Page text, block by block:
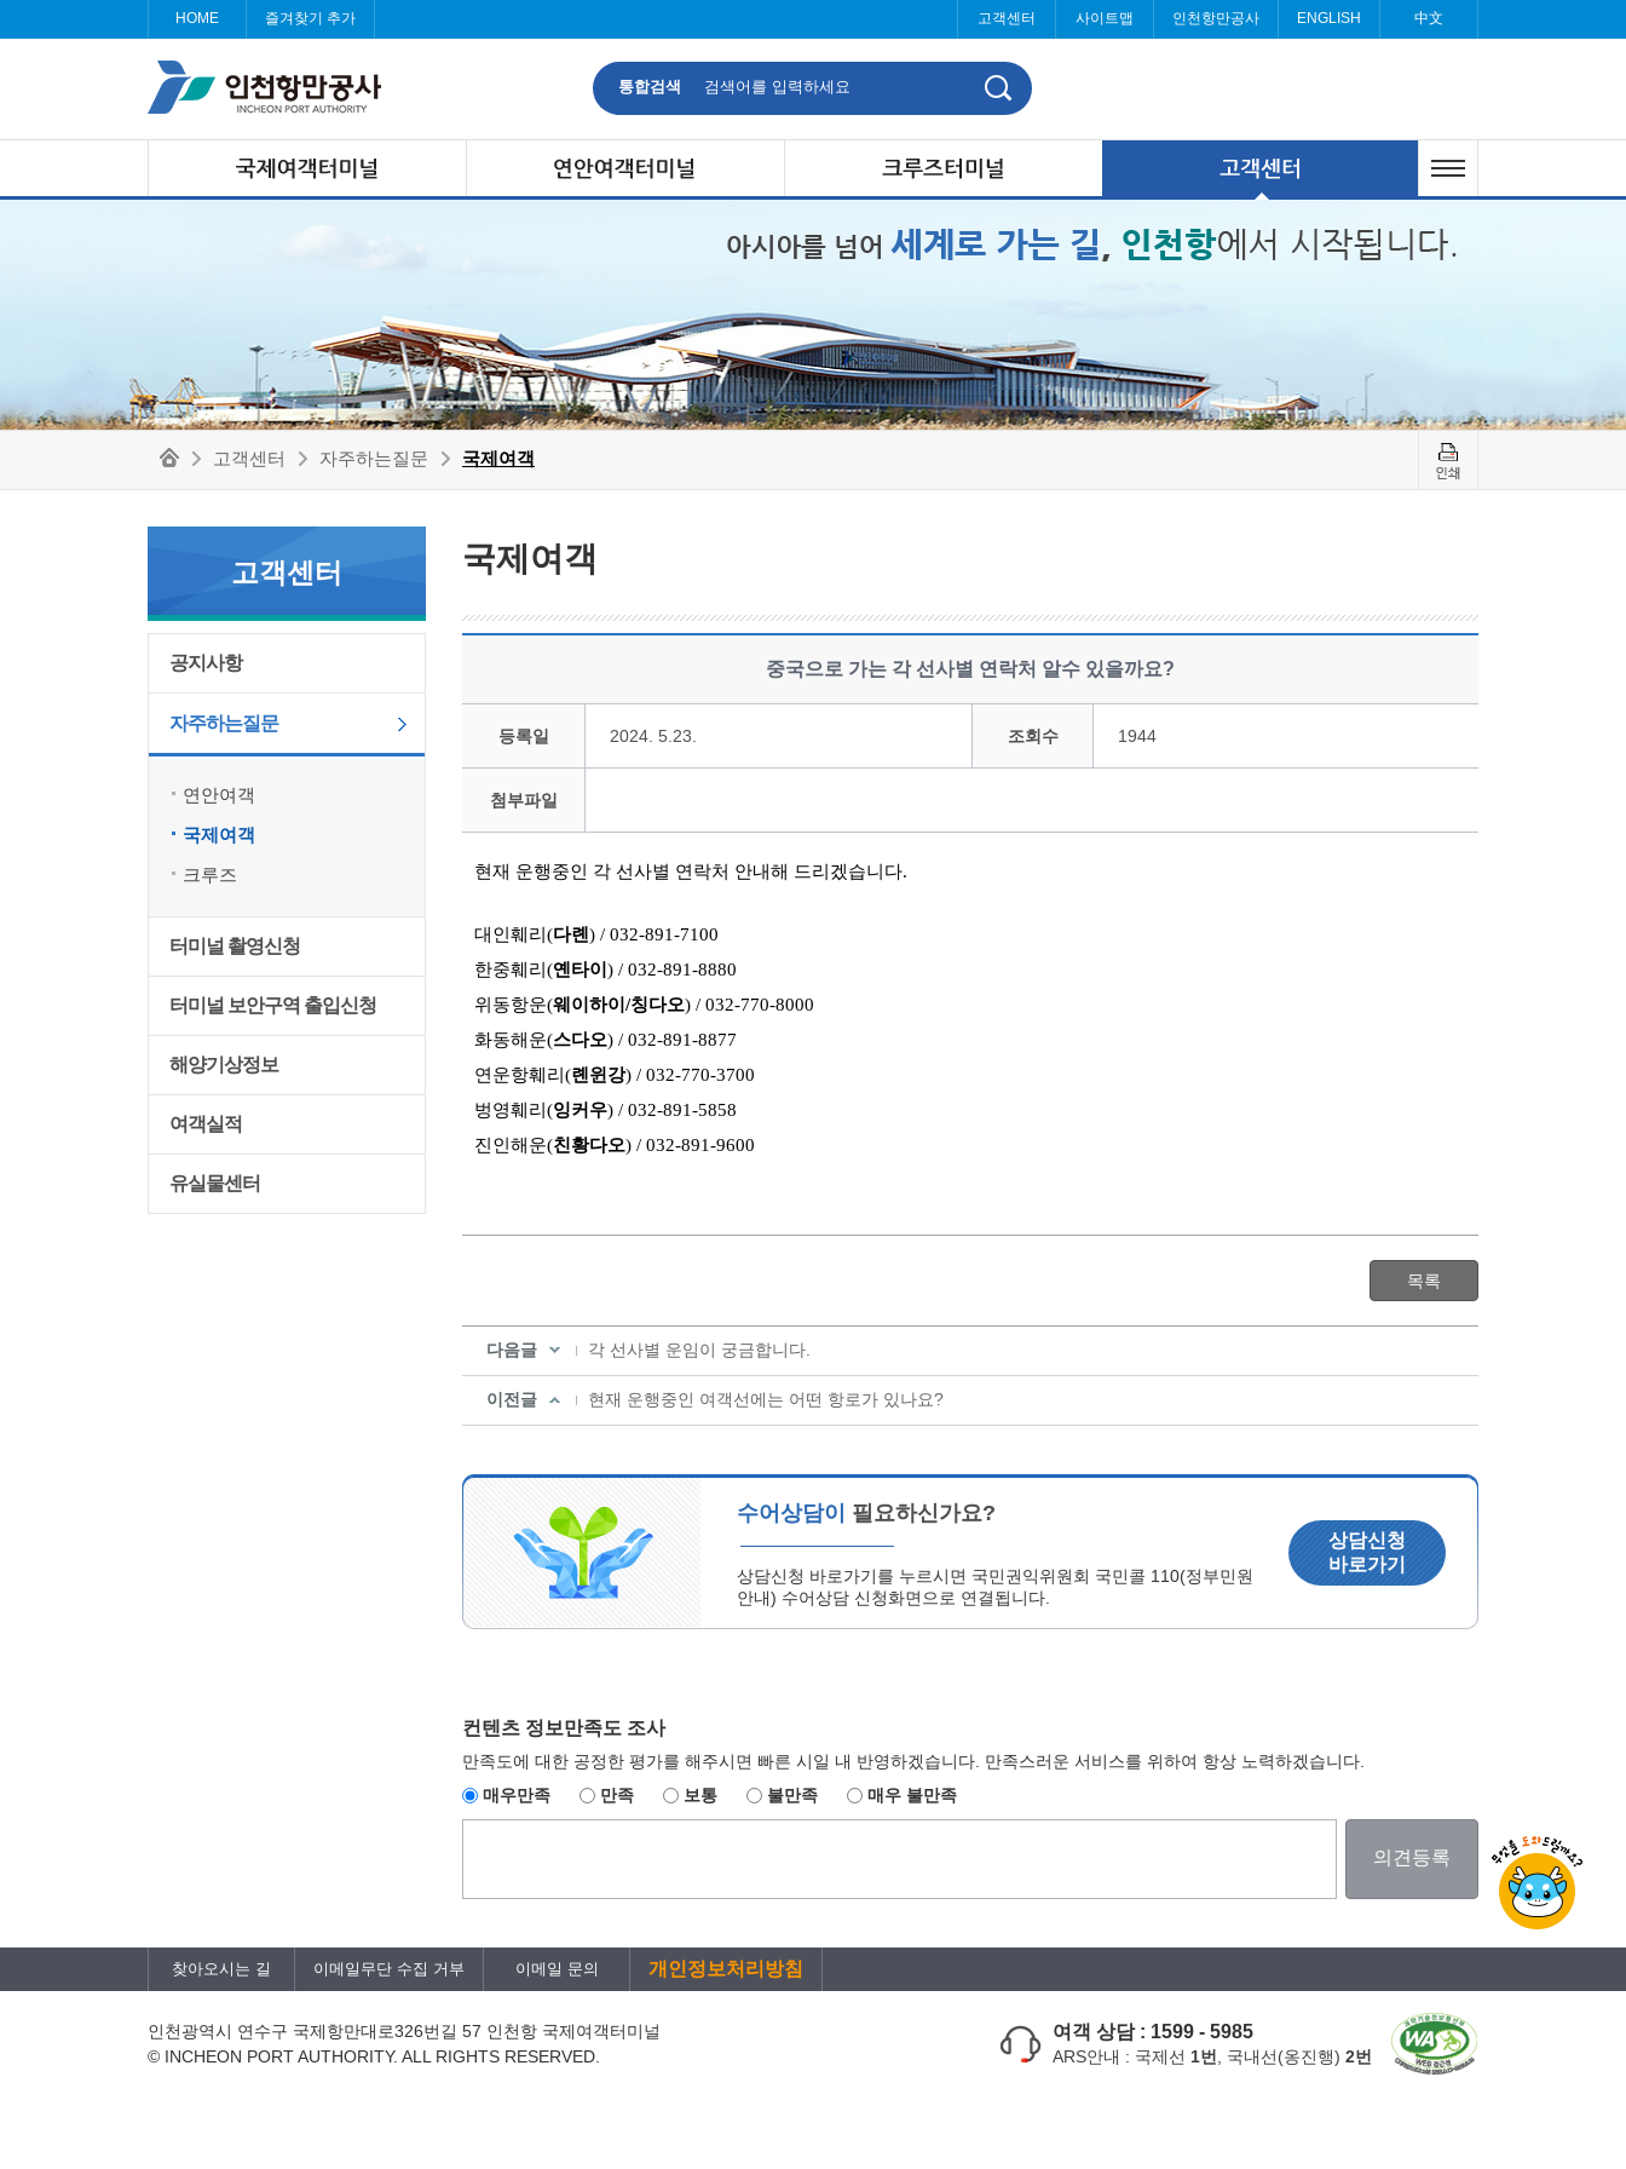
HOME 즐겨찾기 추가 고객센터 사이트맵 인천항만공사 ENGLISH 中文
통합검색
고객센터 자주하는질문 국제여객
고객센터
공지사항
자주하는질문
연안여객
국제여객
크루즈
터미널 촬영신청
터미널 보안구역 출입신청
해양기상정보
여객실적
유실물센터
국제여객
중국으로 가는 각 선사별 연락처 알수 있을까요?
등록일 2024. 5.23. 조회수 1944
첨부파일
현재 운행중인 각 선사별 연락처 안내해 드리겠습니다.
대인훼리 (다롄 ) / 032-891-7100
한중훼리 (옌타이 ) / 032-891-8880
위동항운(웨이하이 /칭다오) / 032-770-8000
화동해운(스다오) / 032-891-8877
연운항훼리 (롄윈강) / 032-770-3700
벙영훼리 (잉커우) / 032-891-5858
진인해운(친황다오) / 032-891-9600
목록
다음글 각 선사별 운임이 궁금합니다.
이전글 현재 운행중인 여객선에는 어떤 항로가 있나요?
수어상담이 필요하신가요?
상담신청 바로가기를 누르시면 국민권익위원회 국민콜 110(정부민원
안내) 수어상담 신청화면으로 연결됩니다.
상담신청
바로가기
컨텐츠 정보만족도 조사
만족도에 대한 공정한 평가를 해주시면 빠른 시일 내 반영하겠습니다. 만족스러운 서비스를 위하여 항상 노력하겠습니다.
매우만족
만족 보통 불만족 매우 불만족
찾아오시는 길 이메일무단 수집 거부 이메일 문의 개인정보처리방침
인천광역시 연수구 국제항만대로326번길 57 인천항 국제여객터미널
© INCHEON PORT AUTHORITY. ALL RIGHTS RESERVED.
여객 상담 : 1599 - 5985
ARS안내 : 국제선 1번 , 국내선(옹진행) 2번